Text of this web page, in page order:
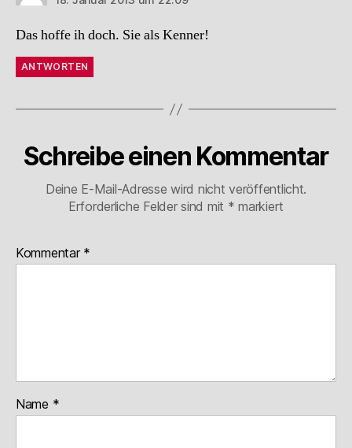
Das hoffe ih doch. Sie als Kenner!
ANTWORTEN
Schreibe einen Kommentar
Deine E-Mail-Adresse wird nicht veröffentlicht.
Erforderliche Felder sind mit * markiert
Kommentar *
Name *